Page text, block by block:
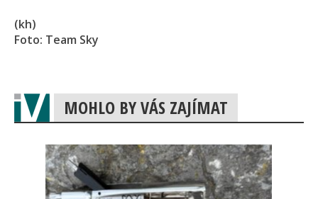
(kh)
Foto: Team Sky
MOHLO BY VÁS ZAJÍMAT